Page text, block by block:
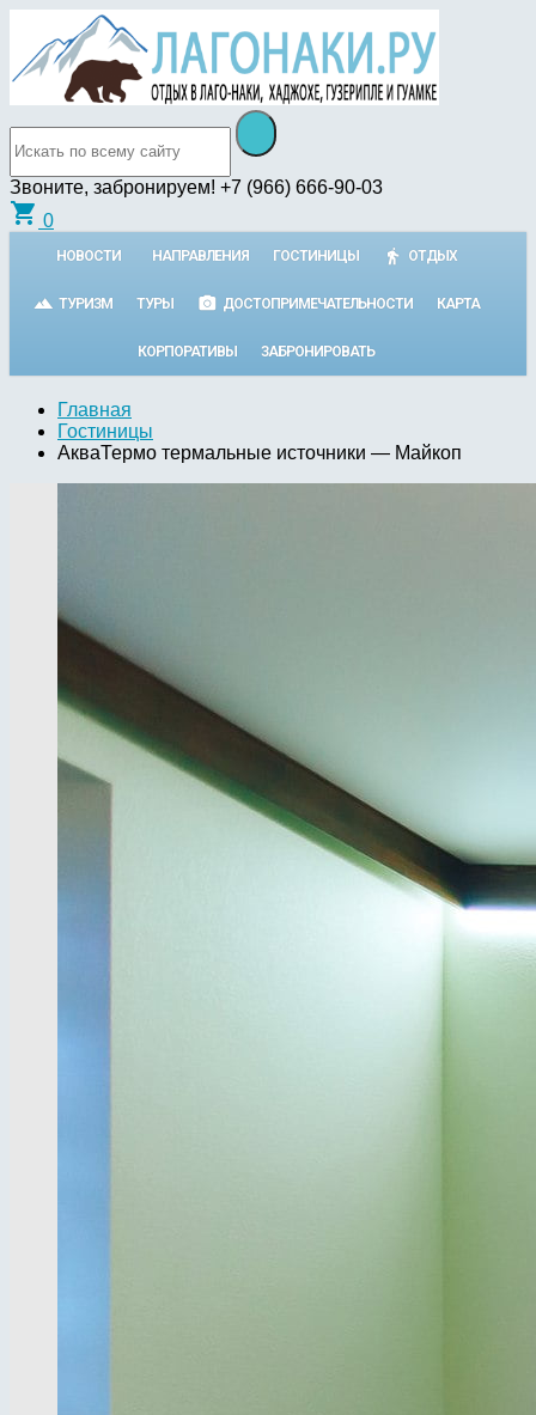
Звоните, забронируем! +7 (966) 666-90-03
shopping_cart 0
НОВОСТИ НАПРАВЛЕНИЯ ГОСТИНИЦЫ ОТДЫХ
ТУРИЗМ ТУРЫ ДОСТОПРИМЕЧАТЕЛЬНОСТИ КАРТА
КОРПОРАТИВЫ ЗАБРОНИРОВАТЬ
Главная
Гостиницы
АкваТермо термальные источники — Майкоп